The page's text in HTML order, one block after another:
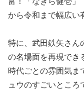
から令和まで幅広い
特に、武田鉄矢さん
の名場面を再現でき
時代ごとの雰囲気ま
ュウのすごいところ